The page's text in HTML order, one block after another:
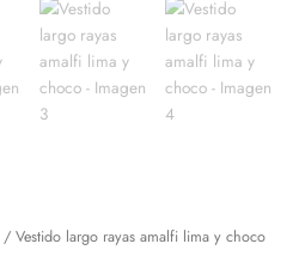
/ Vestido largo rayas amalfi lima y choco